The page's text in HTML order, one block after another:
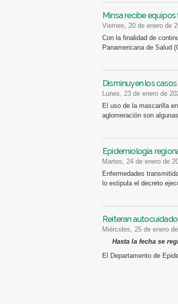
Minsa recibe
viernes, 20 de enero de
Con la finalidad de
Panamericana de Salud
Disminuyen los
lunes, 23 de enero de
El uso de la mascarilla
aglomeración son
Epidemiología
martes, 24 de enero de
Enfermedades
lo estipula el decreto
Reiteran
miércoles, 25 de enero
Hasta la fecha se
El Departamento de